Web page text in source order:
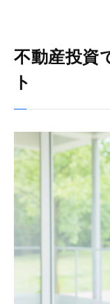
不動産投資
ト